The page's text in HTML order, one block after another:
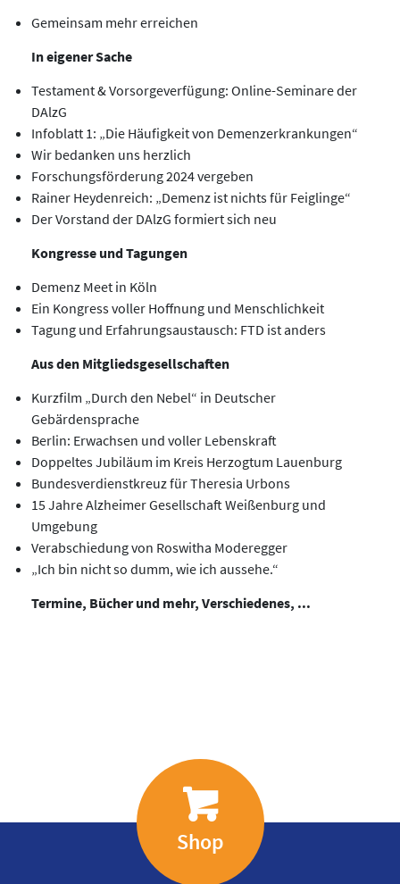
Gemeinsam mehr erreichen
In eigener Sache
Testament & Vorsorgeverfügung: Online-Seminare der
DAlzG
Infoblatt 1: „Die Häufigkeit von Demenzerkrankungen“
Wir bedanken uns herzlich
Forschungsförderung 2024 vergeben
Rainer Heydenreich: „Demenz ist nichts für Feiglinge“
Der Vorstand der DAlzG formiert sich neu
Kongresse und Tagungen
Demenz Meet in Köln
Ein Kongress voller Hoffnung und Menschlichkeit
Tagung und Erfahrungsaustausch: FTD ist anders
Aus den Mitgliedsgesellschaften
Kurzfilm „Durch den Nebel“ in Deutscher
Gebärdensprache
Berlin: Erwachsen und voller Lebenskraft
Doppeltes Jubiläum im Kreis Herzogtum Lauenburg
Bundesverdienstkreuz für Theresia Urbons
15 Jahre Alzheimer Gesellschaft Weißenburg und
Umgebung
Verabschiedung von Roswitha Moderegger
„Ich bin nicht so dumm, wie ich aussehe.“
Termine, Bücher und mehr, Verschiedenes, ...
Shop